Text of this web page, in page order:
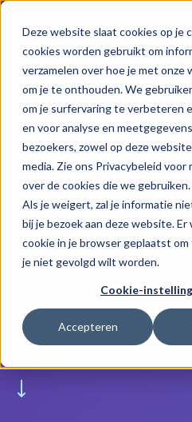
Deze website slaat cookies op je
cookies worden gebruikt om
verzamelen over hoe je met onze
om je te onthouden. We
om je surfervaring te verbeteren
en voor analyse en
bezoekers, zowel op deze
media. Zie ons Privacybeleid voor
over de cookies die we gebruiken.
Als je weigert, zal je informatie
bij je bezoek aan deze website.
cookie in je browser geplaatst
je niet gevolgd wilt worden.
Cookie-
Accepteren
Verzilver hier
opleiding van
gratis toegang
volledig
Penneo en Accountants
elkaar!
Laat hieronder jouw
inloggegevens voor ons
ITAA attestering!) in jouw